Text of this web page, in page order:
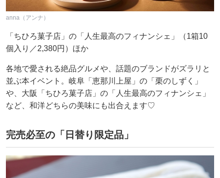
anna（アンナ）
「ちひろ菓子店」の「人生最高のフィナンシェ」（1箱10
個入り／2,380円）ほか
各地で愛される絶品グルメや、話題のブランドがズラリと
並ぶ本イベント。岐阜「恵那川上屋」の「栗のしずく」
や、大阪「ちひろ菓子店」の「人生最高のフィナンシェ」
など、和洋どちらの美味にも出合えます♡
完売必至の「日替り限定品」